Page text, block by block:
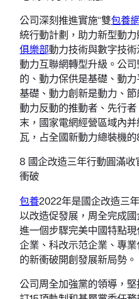
公司深刻推進實施“雙包養
統行動計劃，助力新型動
俱樂部動力技術與數字技
動力互聯網轉型升級。公
的、動力保供是基礎、動
基礎、動力創新是動力、
動力反動的推動者、先行
末，國家電網經營區域內
瓦，占全國新動力總裝機的
8 國企改造三年行動圓滿
衝破
包養2022年是國企改造三
以改造促發展，周全完成
進一個步驟完美中國特點
企業、科改示范企業、專
的新衝破開創發展新局勢。
公司周全加強黨的領導，